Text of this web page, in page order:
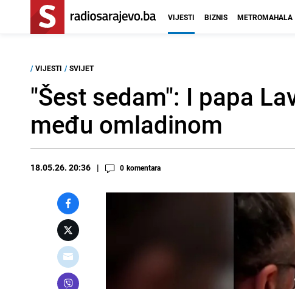
VIJESTI BIZNIS METROMAHALA
/ VIJESTI / SVIJET
"Šest sedam": I papa
među omladinom
18.05.26. 20:36 0 komentara